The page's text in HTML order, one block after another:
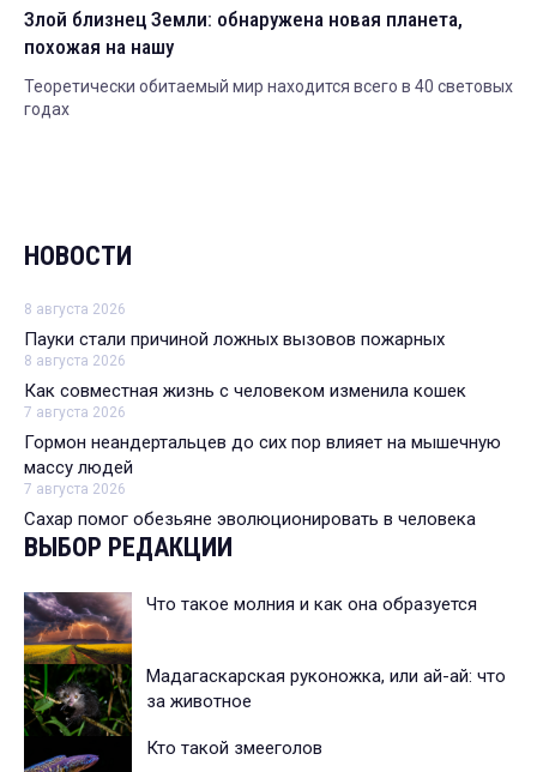
Злой близнец Земли: обнаружена новая планета,
похожая на нашу
Теоретически обитаемый мир находится всего в 40 световых
годах
НОВОСТИ
8 августа 2026
Пауки стали причиной ложных вызовов пожарных
8 августа 2026
Как совместная жизнь с человеком изменила кошек
7 августа 2026
Гормон неандертальцев до сих пор влияет на мышечную
массу людей
7 августа 2026
Сахар помог обезьяне эволюционировать в человека
ВЫБОР РЕДАКЦИИ
Что такое молния и как она образуется
Мадагаскарская руконожка, или ай-ай: что
за животное
Кто такой змееголов